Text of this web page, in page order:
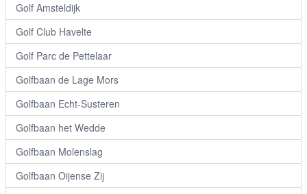
Golf Amsteldijk
Golf Club Havelte
Golf Parc de Pettelaar
Golfbaan de Lage Mors
Golfbaan Echt-Susteren
Golfbaan het Wedde
Golfbaan Molenslag
Golfbaan Oijense Zij